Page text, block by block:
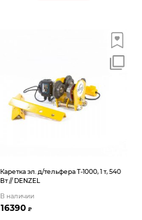
Каретка эл. д/тельфера T-1000, 1 т, 540
Вт // DENZEL
В наличии
16390₽